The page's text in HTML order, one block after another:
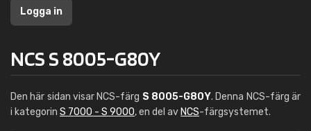
Logga in
NCS S 8005-G80Y
Den här sidan visar NCS-färg S 8005-G80Y. Denna NCS-färg är
i kategorin S 7000 - S 9000, en del av NCS-färgsystemet.